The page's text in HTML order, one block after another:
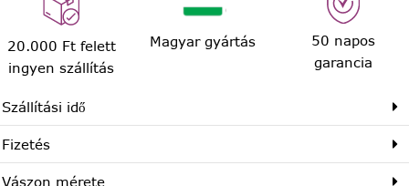
20.000 Ft felett
ingyen szállítás
Magyar gyártás
50 napos
garancia
Szállítási idő
Fizetés
Vászon mérete